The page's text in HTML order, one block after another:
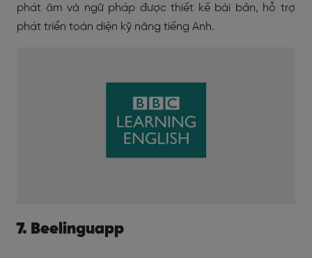
phát âm và ngữ pháp được thiết kế bài bản, hỗ trợ
phát triển toàn diện kỹ năng tiếng Anh.
7. Beelinguapp